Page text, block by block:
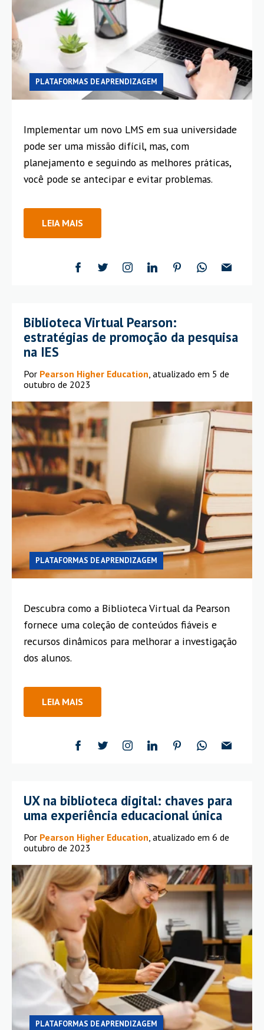
PLATAFORMAS DE APRENDIZAGEM
Implementar um novo LMS em sua universidade
pode ser uma missão difícil, mas, com
planejamento e seguindo as melhores práticas,
você pode se antecipar e evitar problemas.
LEIA MAIS
Biblioteca Virtual Pearson:
estratégias de promoção da pesquisa
na IES
Por Pearson Higher Education , atualizado em 5 de
outubro de 2023
PLATAFORMAS DE APRENDIZAGEM
Descubra como a Biblioteca Virtual da Pearson
fornece uma coleção de conteúdos fiáveis e
recursos dinâmicos para melhorar a investigação
dos alunos.
LEIA MAIS
UX na biblioteca digital: chaves para
uma experiência educacional única
Por Pearson Higher Education, atualizado em 6 de
outubro de 2023
PLATAFORMAS DE APRENDIZAGEM